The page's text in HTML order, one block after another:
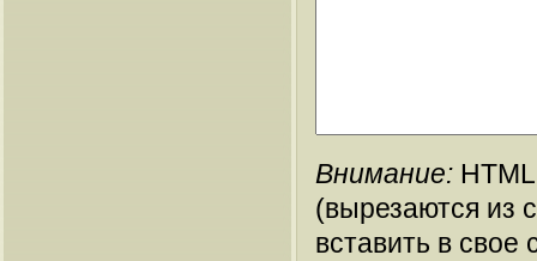
Внимание:
(вырезаются из
вставить в